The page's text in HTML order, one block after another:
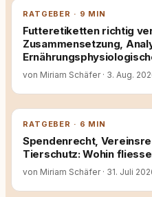
RATGEBER · 9 MIN
Futteretiketten richtig
Zusammensetzung,
von Miriam Schäfer · 3. Aug.
RATGEBER · 6 MIN
Spendenrecht,
Tierschutz: Wohin
von Miriam Schäfer · 31. Juli